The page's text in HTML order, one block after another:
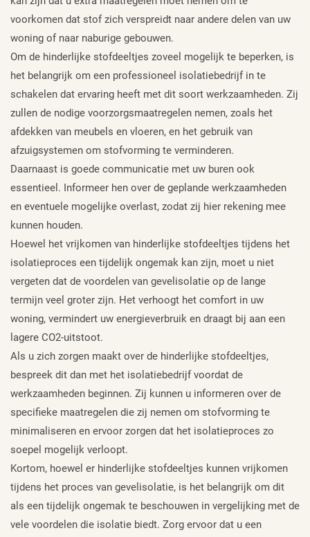
voorkomen dat stof zich verspreidt naar andere delen van uw
woning of naar naburige gebouwen.
Om de hinderlijke stofdeeltjes zoveel mogelijk te beperken, is
het belangrijk om een professioneel isolatiebedrijf in te
schakelen dat ervaring heeft met dit soort werkzaamheden. Zij
zullen de nodige voorzorgsmaatregelen nemen, zoals het
afdekken van meubels en vloeren, en het gebruik van
afzuigsystemen om stofvorming te verminderen.
Daarnaast is goede communicatie met uw buren ook
essentieel. Informeer hen over de geplande werkzaamheden
en eventuele mogelijke overlast, zodat zij hier rekening mee
kunnen houden.
Hoewel het vrijkomen van hinderlijke stofdeeltjes tijdens het
isolatieproces een tijdelijk ongemak kan zijn, moet u niet
vergeten dat de voordelen van gevelisolatie op de lange
termijn veel groter zijn. Het verhoogt het comfort in uw
woning, vermindert uw energieverbruik en draagt bij aan een
lagere CO2-uitstoot.
Als u zich zorgen maakt over de hinderlijke stofdeeltjes,
bespreek dit dan met het isolatiebedrijf voordat de
werkzaamheden beginnen. Zij kunnen u informeren over de
specifieke maatregelen die zij nemen om stofvorming te
minimaliseren en ervoor zorgen dat het isolatieproces zo
soepel mogelijk verloopt.
Kortom, hoewel er hinderlijke stofdeeltjes kunnen vrijkomen
tijdens het proces van gevelisolatie, is het belangrijk om dit
als een tijdelijk ongemak te beschouwen in vergelijking met de
vele voordelen die isolatie biedt. Zorg ervoor dat u een